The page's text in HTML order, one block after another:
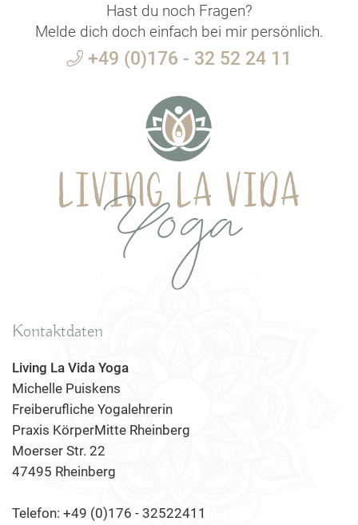
Hast du noch Fragen?
Melde dich doch einfach bei mir persönlich.
+49 (0)176 - 32 52 24 11
Kontaktdaten
Living La Vida Yoga
Michelle Puiskens
Freiberufliche Yogalehrerin
Praxis KörperMitte Rheinberg
Moerser Str. 22
47495 Rheinberg
Telefon: +49 (0)176 - 32522411